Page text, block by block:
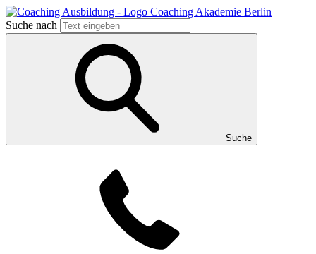
Suche nach
Suche